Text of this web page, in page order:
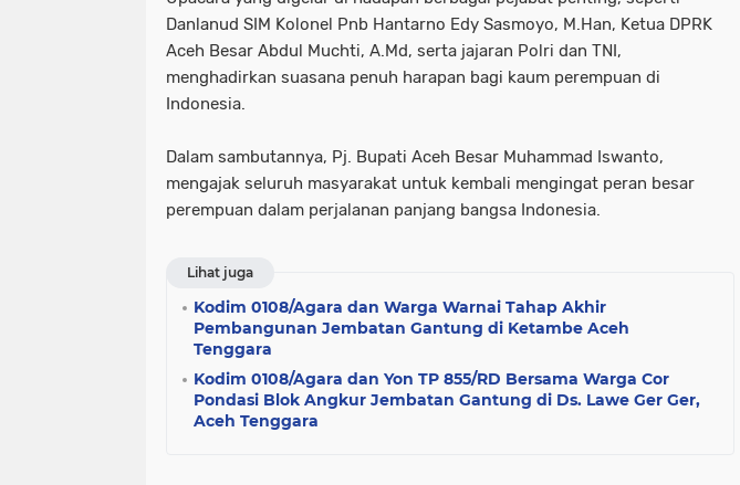
Danlanud SIM Kolonel Pnb Hantarno Edy Sasmoyo, M.Han, Ketua DPRK
Aceh Besar Abdul Muchti, A.Md, serta jajaran Polri dan TNI,
menghadirkan suasana penuh harapan bagi kaum perempuan di
Indonesia.
Dalam sambutannya, Pj. Bupati Aceh Besar Muhammad Iswanto,
mengajak seluruh masyarakat untuk kembali mengingat peran besar
perempuan dalam perjalanan panjang bangsa Indonesia.
Lihat juga
Kodim 0108/Agara dan Warga Warnai Tahap Akhir
Pembangunan Jembatan Gantung di Ketambe Aceh
Tenggara
Kodim 0108/Agara dan Yon TP 855/RD Bersama Warga Cor
Pondasi Blok Angkur Jembatan Gantung di Ds. Lawe Ger Ger,
Aceh Tenggara